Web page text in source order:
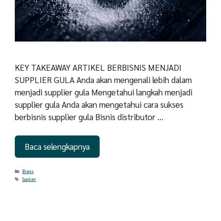
KEY TAKEAWAY ARTIKEL BERBISNIS MENJADI
SUPPLIER GULA Anda akan mengenali lebih dalam
menjadi supplier gula Mengetahui langkah menjadi
supplier gula Anda akan mengetahui cara sukses
berbisnis supplier gula Bisnis distributor …
Baca selengkapnya
Categories
Bisnis
Tags
Suplier